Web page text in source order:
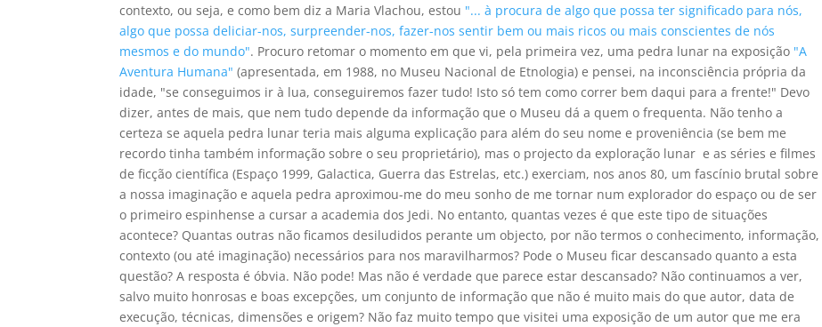
contexto, ou seja, e como bem diz a Maria Vlachou, estou "... à procura de algo que possa ter significado para nós,
algo que possa deliciar-nos, surpreender-nos, fazer-nos sentir bem ou mais ricos ou mais conscientes de nós
mesmos e do mundo". Procuro retomar o momento em que vi, pela primeira vez, uma pedra lunar na exposição "A
Aventura Humana" (apresentada, em 1988, no Museu Nacional de Etnologia) e pensei, na inconsciência própria da
idade, "se conseguimos ir à lua, conseguiremos fazer tudo! Isto só tem como correr bem daqui para a frente!" Devo
dizer, antes de mais, que nem tudo depende da informação que o Museu dá a quem o frequenta. Não tenho a
certeza se aquela pedra lunar teria mais alguma explicação para além do seu nome e proveniência (se bem me
recordo tinha também informação sobre o seu proprietário), mas o projecto da exploração lunar e as séries e filmes
de ficção científica (Espaço 1999, Galactica, Guerra das Estrelas, etc.) exerciam, nos anos 80, um fascínio brutal sobre
a nossa imaginação e aquela pedra aproximou-me do meu sonho de me tornar num explorador do espaço ou de ser
o primeiro espinhense a cursar a academia dos Jedi. No entanto, quantas vezes é que este tipo de situações
acontece? Quantas outras não ficamos desiludidos perante um objecto, por não termos o conhecimento, informação,
contexto (ou até imaginação) necessários para nos maravilharmos? Pode o Museu ficar descansado quanto a esta
questão? A resposta é óbvia. Não pode! Mas não é verdade que parece estar descansado? Não continuamos a ver,
salvo muito honrosas e boas excepções, um conjunto de informação que não é muito mais do que autor, data de
execução, técnicas, dimensões e origem? Não faz muito tempo que visitei uma exposição de um autor que me era